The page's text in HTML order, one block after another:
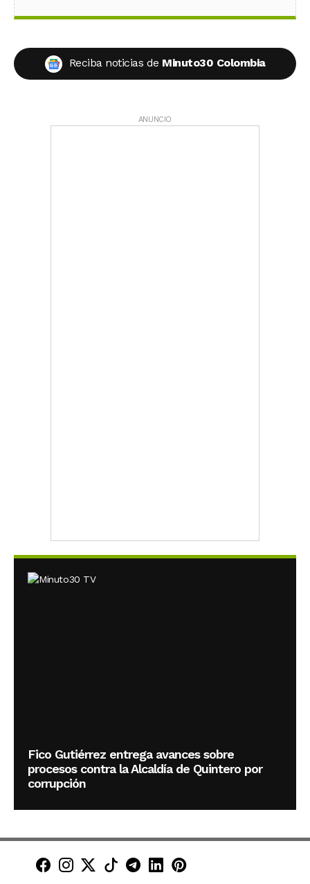
Reciba noticias de Minuto30 Colombia
ANUNCIO
Fico Gutiérrez entrega avances sobre
procesos contra la Alcaldía de Quintero por
corrupción
Minuto30 en Facebook
Minuto30 en Instagram
Minuto30 en X (Twitter)
Minuto30 en TikTok
Canal de Minuto30 en
Minuto30 en LinkedIn
Minuto30 en